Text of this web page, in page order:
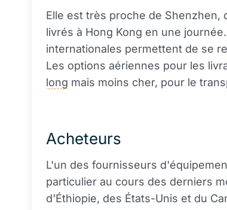
Elle est très proche de
livrés à Hong Kong en une
internationales permettent de se
Les options aériennes pour les
long mais moins cher, pour le
Acheteurs
L'un des fournisseurs
particulier au cours des derniers
d'Éthiopie, des États-Unis et du